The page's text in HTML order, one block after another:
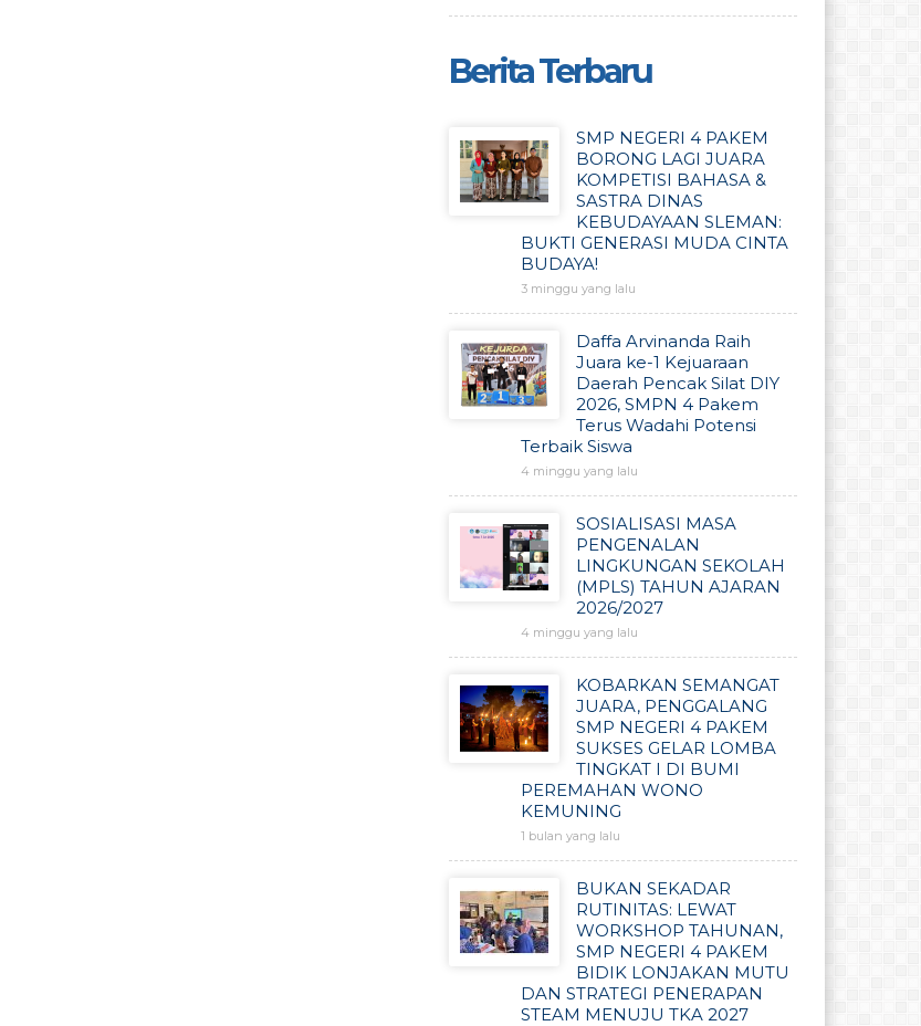
Berita Terbaru
SMP NEGERI 4 PAKEM
BORONG LAGI JUARA
KOMPETISI BAHASA &
SASTRA DINAS
KEBUDAYAAN SLEMAN:
BUKTI GENERASI MUDA CINTA
BUDAYA!
3 minggu yang lalu
Daffa Arvinanda Raih
Juara ke-1 Kejuaraan
Daerah Pencak Silat DIY
2026, SMPN 4 Pakem
Terus Wadahi Potensi
Terbaik Siswa
4 minggu yang lalu
SOSIALISASI MASA
PENGENALAN
LINGKUNGAN SEKOLAH
(MPLS) TAHUN AJARAN
2026/2027
4 minggu yang lalu
KOBARKAN SEMANGAT
JUARA, PENGGALANG
SMP NEGERI 4 PAKEM
SUKSES GELAR LOMBA
TINGKAT I DI BUMI
PEREMAHAN WONO
KEMUNING
1 bulan yang lalu
BUKAN SEKADAR
RUTINITAS: LEWAT
WORKSHOP TAHUNAN,
SMP NEGERI 4 PAKEM
BIDIK LONJAKAN MUTU
DAN STRATEGI PENERAPAN
STEAM MENUJU TKA 2027